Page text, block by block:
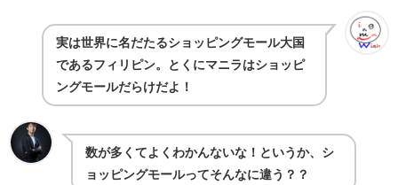
実は世界に名だたるショッピングモール大国
であるフィリピン。とくにマニラはショッピ
ングモールだらけだよ！
数が多くてよくわかんないな！というか、シ
ョッピングモールってそんなに違う？？